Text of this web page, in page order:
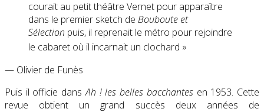
courait au petit théâtre Vernet pour apparaître
dans le premier sketch de Bouboute et
Sélection puis, il reprenait le métro pour rejoindre
le cabaret où il incarnait un clochard »
— Olivier de Funès
Puis il officie dansAh ! les belles bacchantesen 1953. Cette
revue obtient un grand succès deux années de